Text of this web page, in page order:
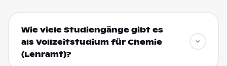
Wie viele Studiengänge gibt es
als Vollzeitstudium für Chemie
(Lehramt)?